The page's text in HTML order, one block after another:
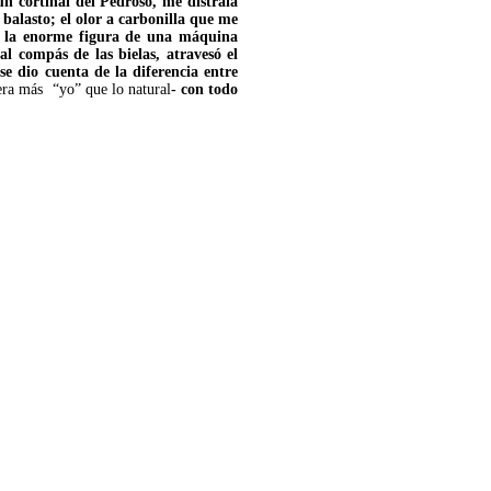
el olor a carbonilla que me
enorme figura de una máquina
compás de las bielas, atravesó el
dio cuenta de la diferencia entre
más “yo” que lo natural- con todo